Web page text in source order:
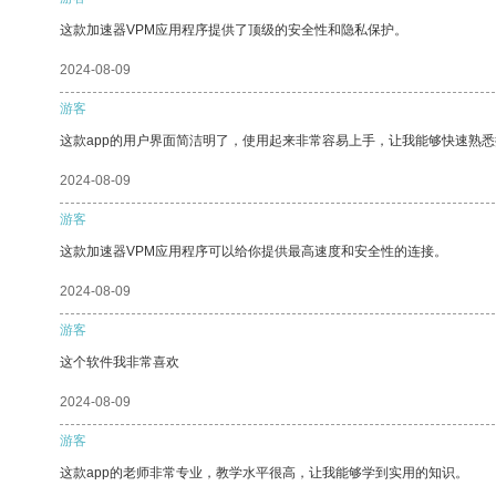
这款加速器VPM应用程序提供了顶级的安全性和隐私保护。
2024-08-09
游客
这款app的用户界面简洁明了，使用起来非常容易上手，让我能够快速熟
2024-08-09
游客
这款加速器VPM应用程序可以给你提供最高速度和安全性的连接。
2024-08-09
游客
这个软件我非常喜欢
2024-08-09
游客
这款app的老师非常专业，教学水平很高，让我能够学到实用的知识。